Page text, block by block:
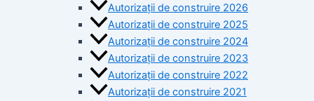
Autorizații de construire 2026
Autorizații de construire 2025
Autorizații de construire 2024
Autorizații de construire 2023
Autorizații de construire 2022
Autorizații de construire 2021